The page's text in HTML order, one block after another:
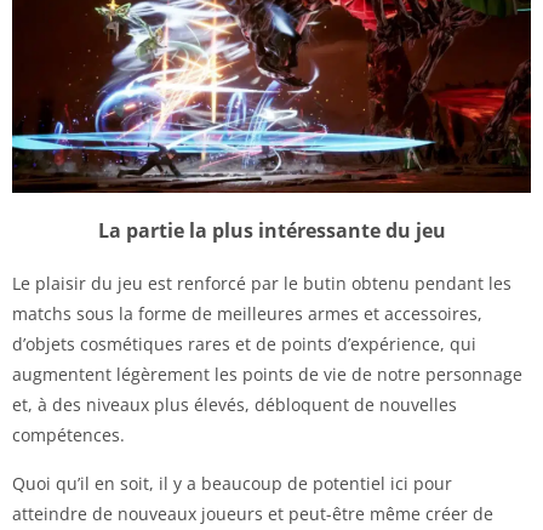
La partie la plus intéressante du jeu
Le plaisir du jeu est renforcé par le butin obtenu pendant les
matchs sous la forme de meilleures armes et accessoires,
d’objets cosmétiques rares et de points d’expérience, qui
augmentent légèrement les points de vie de notre personnage
et, à des niveaux plus élevés, débloquent de nouvelles
compétences.
Quoi qu’il en soit, il y a beaucoup de potentiel ici pour
atteindre de nouveaux joueurs et peut-être même créer de